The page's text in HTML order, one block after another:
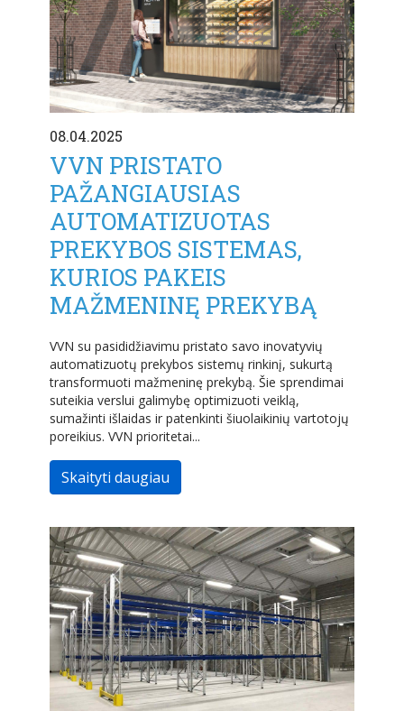
08.04.2025
VVN PRISTATO
PAŽANGIAUSIAS
AUTOMATIZUOTAS
PREKYBOS SISTEMAS,
KURIOS PAKEIS
MAŽMENINĘ PREKYBĄ
VVN su pasididžiavimu pristato savo inovatyvių
automatizuotų prekybos sistemų rinkinį, sukurtą
transformuoti mažmeninę prekybą. Šie sprendimai
suteikia verslui galimybę optimizuoti veiklą,
sumažinti išlaidas ir patenkinti šiuolaikinių vartotojų
poreikius. VVN prioritetai...
Skaityti daugiau